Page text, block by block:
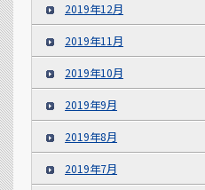
2019年12月
2019年11月
2019年10月
2019年9月
2019年8月
2019年7月